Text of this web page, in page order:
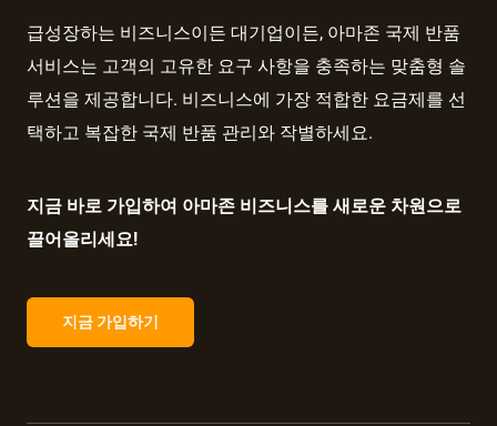
급성장하는 비즈니스이든 대기업이든, 아마존 국제 반품
서비스는 고객의 고유한 요구 사항을 충족하는 맞춤형 솔
루션을 제공합니다. 비즈니스에 가장 적합한 요금제를 선
택하고 복잡한 국제 반품 관리와 작별하세요.
지금 바로 가입하여 아마존 비즈니스를 새로운 차원으로
끌어올리세요!
지금 가입하기